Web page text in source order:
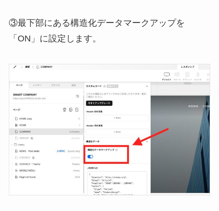
③最下部にある構造化データマークアップを
「ON」に設定します。